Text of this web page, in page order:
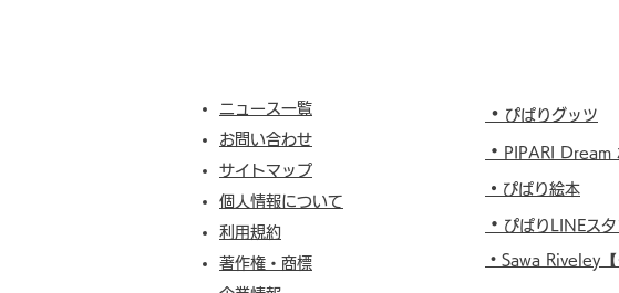
ニュース一覧
お問い合わせ
サイトマップ
個人情報について
利用規約
著作権・商標
・ ぴぱりグッツ
・ PIPARI Dream
・ ぴぱり絵本
・ ぴぱりLINEス
​・ Sawa Riveley【